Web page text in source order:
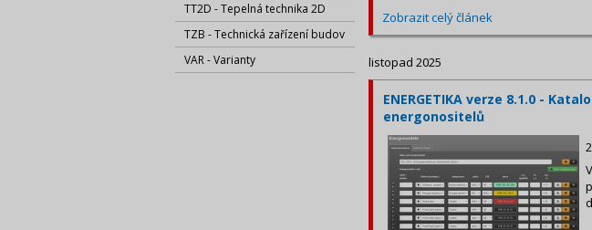
TT2D - Tepelná technika 2D
TZB - Technická zařízení budov
VAR - Varianty
Zobrazit celý článek
listopad 2025
ENERGETIKA verze 8.1.0 -
energonositelů